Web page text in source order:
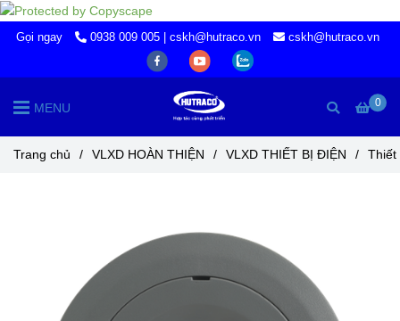
Gọi ngay 0938 009 005 | cskh@hutraco.vn cskh@hutraco.vn
0
MENU
Trang chủ / VLXD HOÀN THIỆN / VLXD THIẾT BỊ ĐIỆN / Thiết